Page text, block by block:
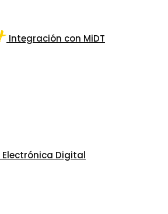
Integración con MiDT
Digital